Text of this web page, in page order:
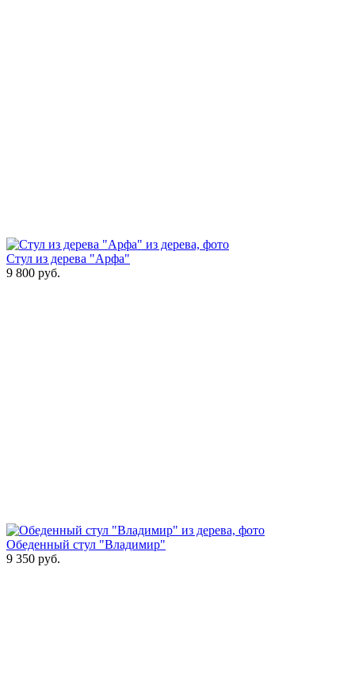
Стул из дерева "Арфа"
9 800 руб.
Обеденный стул "Владимир"
9 350 руб.